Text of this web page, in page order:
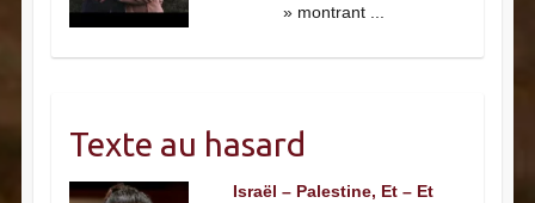
» montrant ...
Texte au hasard
Israël – Palestine, Et – Et